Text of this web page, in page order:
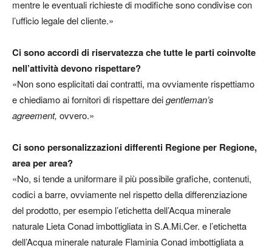
mentre le eventuali richieste di modifiche sono condivise con
l’ufficio legale del cliente.»
Ci sono accordi di riservatezza che tutte le parti coinvolte
nell’attività devono rispettare?
«Non sono esplicitati dai contratti, ma ovviamente rispettiamo
e chiediamo ai fornitori di rispettare deigentleman’s
agreement, ovvero.»
Ci sono personalizzazioni differenti Regione per Regione,
area per area?
«No, si tende a uniformare il più possibile grafiche, contenuti,
codici a barre, ovviamente nel rispetto della differenziazione
del prodotto, per esempio l’etichetta dell’Acqua minerale
naturale Lieta Conad imbottigliata in S.A.Mi.Cer. e l’etichetta
dell’Acqua minerale naturale Flaminia Conad imbottigliata a